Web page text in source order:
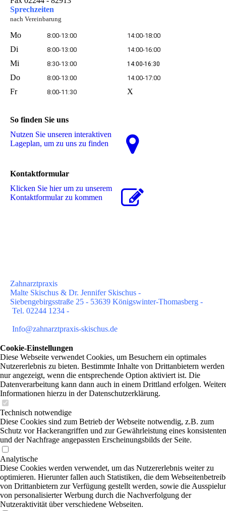
Sprechzeiten
nach Vereinbarung
Mo 8:00-13:00 14:00-18:00
Di 8:00-13:00 14:00-16:00
Mi 8:30-13:00 14:00-16:30
Do 8:00-13:00 14:00-17:00
Fr 8:00-11:30 X
So finden Sie uns
Nutzen Sie unseren interaktiven
La­ge­plan, um zu uns zu finden
Kontaktformular
Klicken Sie hier um zu unserem
Kon­takt­for­mu­lar zu kommen
Zahnarztpraxis
Malte Skischus & Dr. Jennifer Skischus -
Siebengebirgsstraße 25 - 53639 Königswinter-Thomasberg -
Tel. 02244 1234 -
Info@zahnarztpraxis-skischus.de
Cookie-Einstellungen
Diese Webseite verwendet Cookies, um Besuchern ein optimales
Nutzererlebnis zu bieten. Bestimmte Inhalte von Drittanbietern werden
nur angezeigt, wenn die entsprechende Option aktiviert ist. Die
Datenverarbeitung kann dann auch in einem Drittland erfolgen.
Informationen hierzu in der Datenschutzerklärung.
Technisch notwendige
Diese Cookies sind zum Betrieb der Webseite notwendig, z.B. zum
Schutz vor Hackerangriffen und zur Gewährleistung eines konsistenten
und der Nachfrage angepassten Erscheinungsbilds der Seite.
Analytische
Diese Cookies werden verwendet, um das Nutzererlebnis weiter zu
optimieren. Hierunter fallen auch Statistiken, die dem
von Drittanbietern zur Verfügung gestellt werden, sowie die
von personalisierter Werbung durch die Nachverfolgung der
Nutzeraktivität über verschiedene Webseiten.